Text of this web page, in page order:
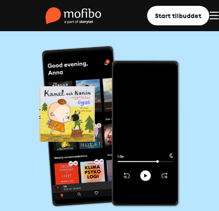
Start tilbuddet